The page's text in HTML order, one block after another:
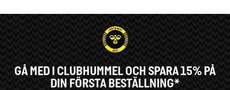
GÅ MED I CLUBHUMMEL OCH SPARA 15% PÅ
DIN FÖRSTA BESTÄLLNING*